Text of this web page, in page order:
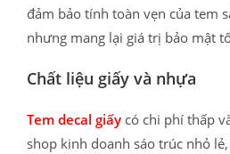
đảm bảo tính toàn vẹn của tem
nhưng mang lại giá trị bảo mật
Chất liệu giấy và nhựa
Tem decal giấy có chi phí thấp
shop kinh doanh sáo trúc nhỏ